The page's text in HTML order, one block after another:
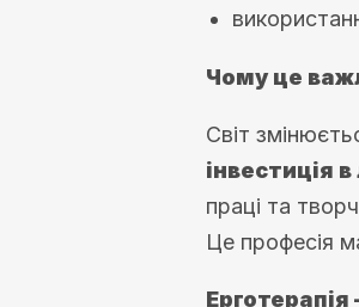
Чому це
Світ
інвестиція
праці та
Це професія